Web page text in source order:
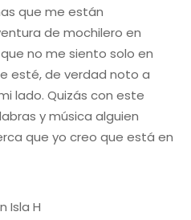
que me están
de mochilero en
no me siento solo en
esté, de verdad noto a
lado. Quizás con este
y música alguien
que yo creo que está en